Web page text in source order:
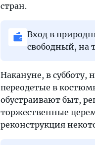
стран.
Вход в
свободный, на
Накануне, в субботу,
переодетые в
обустраивают быт,
торжественные
реконструкция